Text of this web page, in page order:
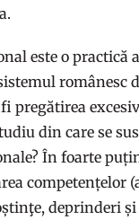
este o practică
românesc
pregătirea
din care se
În foarte
competențelor
deprinderi